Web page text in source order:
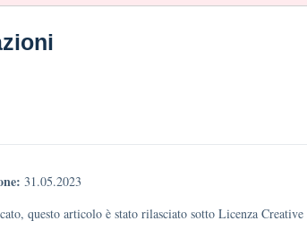
31.05.2023
questo articolo è stato rilasciato sotto Licenza Creative